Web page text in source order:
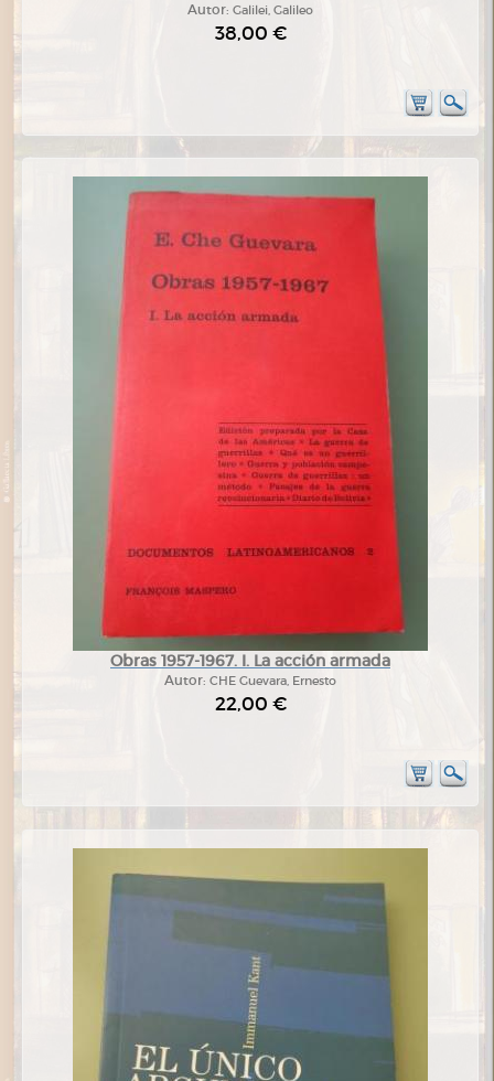
Autor: Galilei, Galileo
38,00 €
Obras 1957-1967. I. La acción armada
Autor: CHE Guevara, Ernesto
22,00 €